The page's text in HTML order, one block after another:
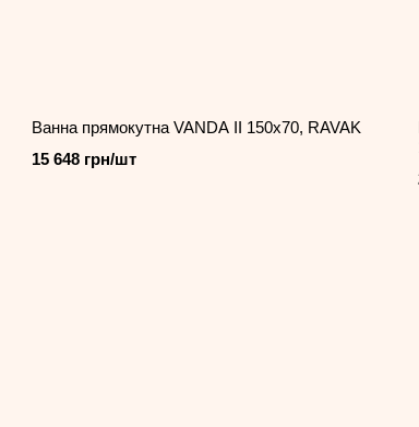
Ванна прямокутна VANDA II 150x70, RAVAK
15 648 грн/шт